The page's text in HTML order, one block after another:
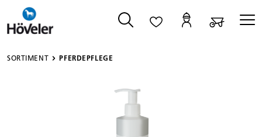
springen
SORTIMENT PFERDEPFLEGE
Bildergalerie überspringen